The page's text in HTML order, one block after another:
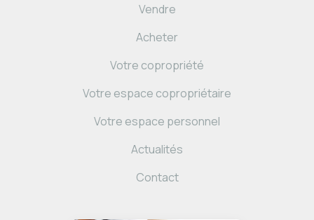
Vendre
Acheter
Votre copropriété
Votre espace copropriétaire
Votre espace personnel
Actualités
Contact